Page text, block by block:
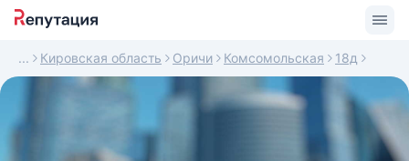
Кировская область Оричи Комсомольская 18д